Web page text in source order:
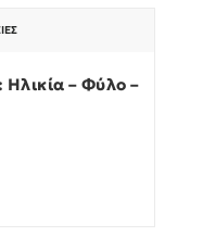
– Φύλο –